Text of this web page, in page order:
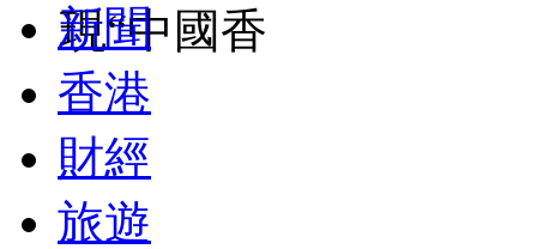
現“中國香
新聞
香港
財經
旅遊